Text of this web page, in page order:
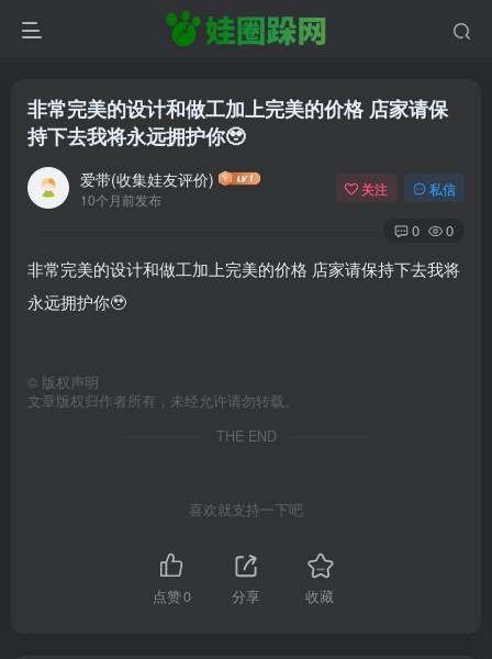
非常完美的设计和做工加上完美的价格 店家请保
持下去我将永远拥护你🥹
爱带(收集娃友评价)
10个月前发布
关注 私信
0 0
非常完美的设计和做工加上完美的价格 店家请保持下去我将
永远拥护你🥹
© 版权声明
文章版权归作者所有，未经允许请勿转载。
THE END
喜欢就支持一下吧
点赞0 分享 收藏